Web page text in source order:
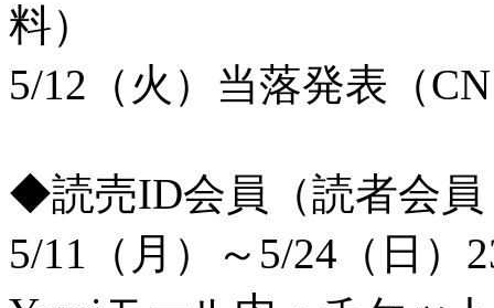
料）
5/12（火）当落発表（
◆読売ID会員（読者会員
5/11（月）～5/24（日